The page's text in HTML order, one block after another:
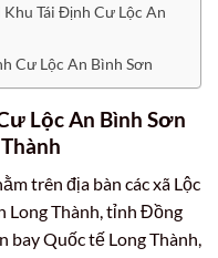
Tái Định Cư Lộc An
Cư Lộc An Bình Sơn
Lộc An Bình Sơn
trên địa bàn các xã Lộc
Long Thành, tỉnh Đồng
bay Quốc tế Long Thành,